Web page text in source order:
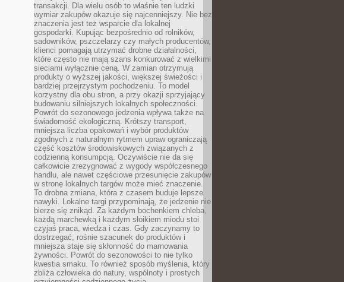
transakcji. Dla wielu osób to właśnie ten ludzki
wymiar zakupów okazuje się najcenniejszy. Nie bez
znaczenia jest też wsparcie dla lokalnej
gospodarki. Kupując bezpośrednio od rolników,
sadowników, pszczelarzy czy małych producentów,
klienci pomagają utrzymać drobne działalności,
które często nie mają szans konkurować z wielkimi
sieciami wyłącznie ceną. W zamian otrzymują
produkty o wyższej jakości, większej świeżości i
bardziej przejrzystym pochodzeniu. To model
korzystny dla obu stron, a przy okazji sprzyjający
budowaniu silniejszych lokalnych społeczności.
Powrót do sezonowego jedzenia wpływa także na
świadomość ekologiczną. Krótszy transport,
mniejsza liczba opakowań i wybór produktów
zgodnych z naturalnym rytmem upraw ograniczają
część kosztów środowiskowych związanych z
codzienną konsumpcją. Oczywiście nie da się
całkowicie zrezygnować z wygody współczesnego
handlu, ale nawet częściowe przesunięcie zakupów
w stronę lokalnych targów może mieć znaczenie.
To drobna zmiana, która z czasem buduje lepsze
nawyki. Lokalne targi przypominają, że jedzenie nie
bierze się znikąd. Za każdym bochenkiem chleba,
każdą marchewką i każdym słoikiem miodu stoi
czyjaś praca, wiedza i czas. Gdy zaczynamy to
dostrzegać, rośnie szacunek do produktów i
mniejsza staje się skłonność do marnowania
żywności. Powrót do sezonowości to nie tylko
kwestia smaku. To również sposób myślenia, który
zbliża człowieka do natury, wspólnoty i prostych